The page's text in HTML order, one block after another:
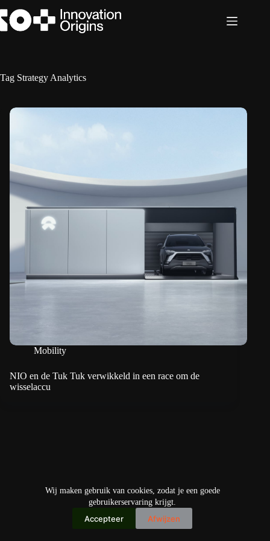
naar
de
Wij maken gebruik van cookies, zodat je een goede
gebruikerservaring krijgt.
Accepteer Afwijzen
Tag Strategy Analytics
Mobility
NIO en de Tuk Tuk verwikkeld in een race om de
wisselaccu